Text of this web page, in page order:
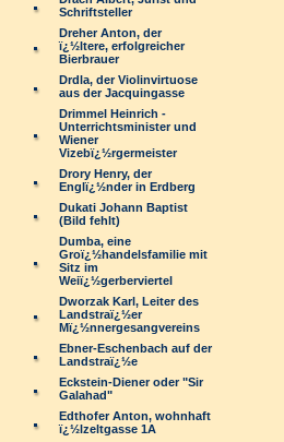
Schriftsteller
Dreher Anton, der
ï¿½ltere, erfolgreicher
Bierbrauer
Drdla, der Violinvirtuose
aus der Jacquingasse
Drimmel Heinrich -
Unterrichtsminister und
Wiener
Vizebï¿½rgermeister
Drory Henry, der
Englï¿½nder in Erdberg
Dukati Johann Baptist
(Bild fehlt)
Dumba, eine
Groï¿½handelsfamilie mit
Sitz im
Weiï¿½gerberviertel
Dworzak Karl, Leiter des
Landstraï¿½er
Mï¿½nnergesangvereins
Ebner-Eschenbach auf der
Landstraï¿½e
Eckstein-Diener oder "Sir
Galahad"
Edthofer Anton, wohnhaft
ï¿½lzeltgasse 1A